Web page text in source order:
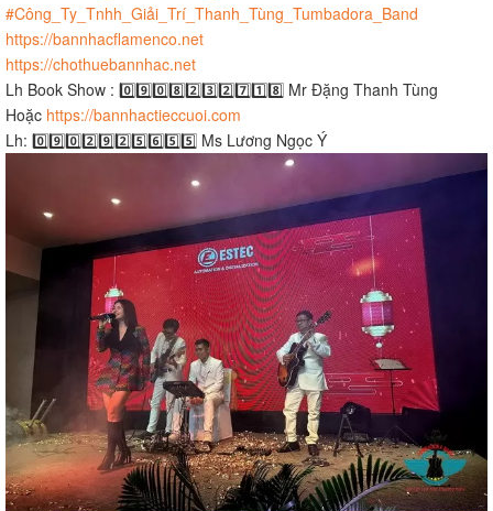
#Công_Ty_Tnhh_Giải_Trí_Thanh_Tùng_Tumbadora_Band
https://bannhacflamenco.net
https://chothuebannhac.net
Lh Book Show : 0️⃣9️⃣0️⃣8️⃣2️⃣3️⃣2️⃣7️⃣1️⃣8️⃣ Mr Đặng Thanh Tùng
Hoặc https://bannhactieccuoi.com​​​
Lh: 0️⃣9️⃣0️⃣2️⃣9️⃣2️⃣5️⃣6️⃣5️⃣5️⃣ Ms Lương Ngọc Ý